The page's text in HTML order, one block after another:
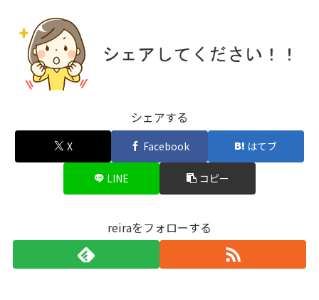
シェアする
X Facebook はてブ
LINE コピー
reiraをフォローする